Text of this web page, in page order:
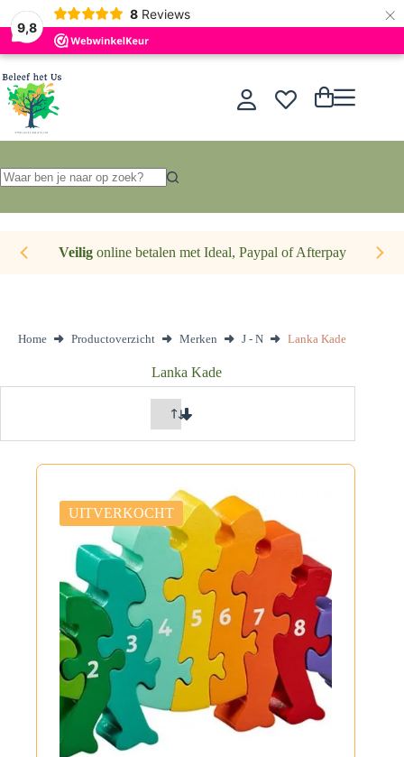
9,8
8 Reviews ×
Ga
naar
de
inhoud
Winkelwagen
resultaten
Veiligonline betalen met Ideal, Paypal of Afterpay
Home Productoverzicht Merken J - N Lanka Kade
Lanka Kade
UITVERKOCHT